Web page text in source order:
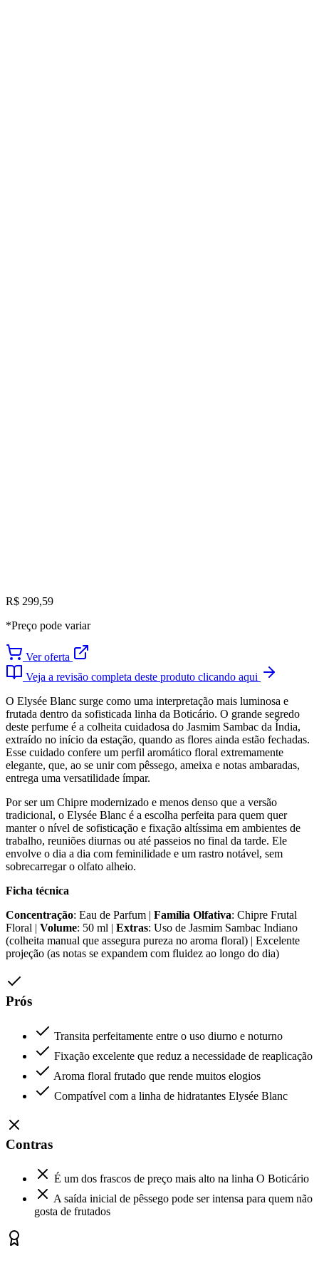
R$ 299,59
*Preço pode variar
Ver oferta
Veja a revisão completa deste produto clicando aqui
O Elysée Blanc surge como uma interpretação mais luminosa e
frutada dentro da sofisticada linha da Boticário. O grande segredo
deste perfume é a colheita cuidadosa do Jasmim Sambac da Índia,
extraído no início da estação, quando as flores ainda estão fechadas.
Esse cuidado confere um perfil aromático floral extremamente
elegante, que, ao se unir com pêssego, ameixa e notas ambaradas,
entrega uma versatilidade ímpar.
Por ser um Chipre modernizado e menos denso que a versão
tradicional, o Elysée Blanc é a escolha perfeita para quem quer
manter o nível de sofisticação e fixação altíssima em ambientes de
trabalho, reuniões diurnas ou até passeios no final da tarde. Ele
envolve o dia a dia com feminilidade e um rastro notável, sem
sobrecarregar o olfato alheio.
Ficha técnica
Concentração: Eau de Parfum | Família Olfativa: Chipre Frutal
Floral | Volume: 50 ml | Extras: Uso de Jasmim Sambac Indiano
(colheita manual que assegura pureza no aroma floral) | Excelente
projeção (as notas se expandem com fluidez ao longo do dia)
Prós
Transita perfeitamente entre o uso diurno e noturno
Fixação excelente que reduz a necessidade de reaplicação
Aroma floral frutado que rende muitos elogios
Compatível com a linha de hidratantes Elysée Blanc
Contras
É um dos frascos de preço mais alto na linha O Boticário
A saída inicial de pêssego pode ser intensa para quem não
gosta de frutados